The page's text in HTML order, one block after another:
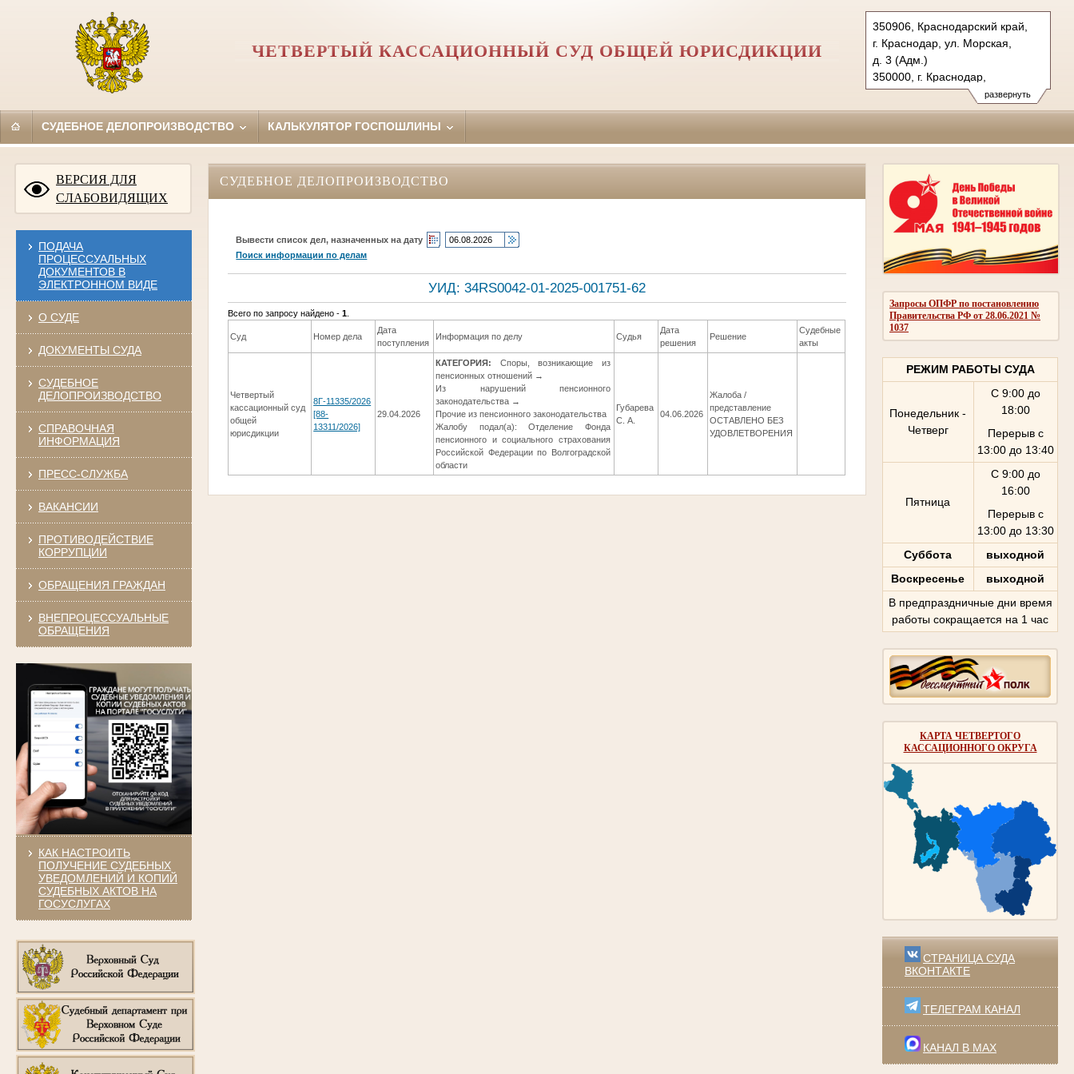
развернуть
350906, Краснодарский край,
г. Краснодар, ул. Морская,
д. 3 (Адм.)
350000, г. Краснодар,
ул. Красная, д.113 (Уг.)
350907, г. Краснодар,
Тел.: (861) 219-24-00
ЧЕТВЕРТЫЙ КАССАЦИОННЫЙ СУД ОБЩЕЙ ЮРИСДИКЦИИ
СУДЕБНОЕ ДЕЛОПРОИЗВОДСТВО КАЛЬКУЛЯТОР ГОСПОШЛИНЫ
ВЕРСИЯ ДЛЯ
СЛАБОВИДЯЩИХ
ПОДАЧА
ПРОЦЕССУАЛЬНЫХ
ДОКУМЕНТОВ В
ЭЛЕКТРОННОМ ВИДЕ
О СУДЕ
ДОКУМЕНТЫ СУДА
СУДЕБНОЕ
ДЕЛОПРОИЗВОДСТВО
СПРАВОЧНАЯ
ИНФОРМАЦИЯ
ПРЕСС-СЛУЖБА
ВАКАНСИИ
ПРОТИВОДЕЙСТВИЕ
КОРРУПЦИИ
ОБРАЩЕНИЯ ГРАЖДАН
ВНЕПРОЦЕССУАЛЬНЫЕ
ОБРАЩЕНИЯ
КАК НАСТРОИТЬ
ПОЛУЧЕНИЕ СУДЕБНЫХ
УВЕДОМЛЕНИЙ И КОПИЙ
СУДЕБНЫХ АКТОВ НА
ГОСУСЛУГАХ
Запросы ОПФР по постановлению
Правительства РФ от 28.06.2021 №
1037
РЕЖИМ РАБОТЫ СУДА
Понедельник -
Четверг
С 9:00 до
18:00
Перерыв с
13:00 до 13:40
Пятница
С 9:00 до
16:00
Перерыв с
13:00 до 13:30
Суббота
выходной
Воскресенье
выходной
В предпраздничные дни время
работы сокращается на 1 час
КАРТА ЧЕТВЕРТОГО
КАССАЦИОННОГО ОКРУГА
СТРАНИЦА СУДА
ВКОНТАКТЕ
ТЕЛЕГРАМ КАНАЛ
КАНАЛ В MAX
СУДЕБНОЕ ДЕЛОПРОИЗВОДСТВО
Вывести список дел, назначенных на дату
Поиск информации по делам
УИД: 34RS0042-01-2025-001751-62
Всего по запросу найдено -1
Суд Номер дела
Дата
поступления
Информация по делу Судья
Дата
решения
Решение
Судебные
акты
Четвертый
кассационный суд
общей
юрисдикции
8Г-11335/2026
[88-
13311/2026]
29.04.2026
КАТЕГОРИЯ: Споры, возникающие из
пенсионных отношений →
Из нарушений пенсионного
законодательства →
Прочие из пенсионного законодательства
Жалобу подал(а): Отделение Фонда
пенсионного и социального страхования
Российской Федерации по Волгоградской
области
Губарева
С. А.
04.06.2026
Жалоба /
представление
ОСТАВЛЕНО БЕЗ
УДОВЛЕТВОРЕНИЯ